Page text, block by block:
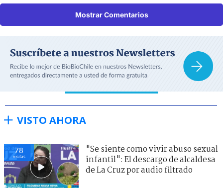
Mostrar Comentarios
VISTO AHORA
78
visitas
"Se siente como vivir abuso sexual
infantil": El descargo de alcaldesa
de La Cruz por audio filtrado